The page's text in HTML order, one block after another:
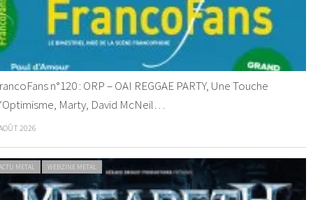
n°120 : ORP – OAI REGGAE PARTY, Une Touche
Marty, David McNeil…
2026
METAL WEBZINE METAL